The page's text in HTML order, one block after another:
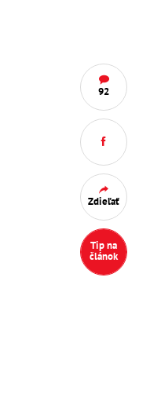
92
Zdieľať
Tip na
článok